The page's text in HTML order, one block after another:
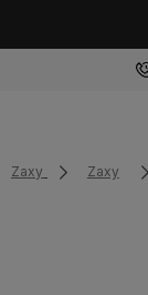
Zaxy Zaxy